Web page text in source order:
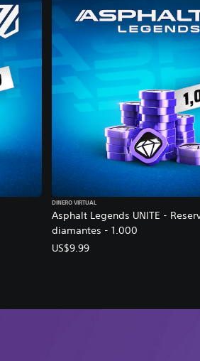
Asphalt Legends UNITE -
diamantes - 1.000
DINERO VIRTUAL
US$9.99